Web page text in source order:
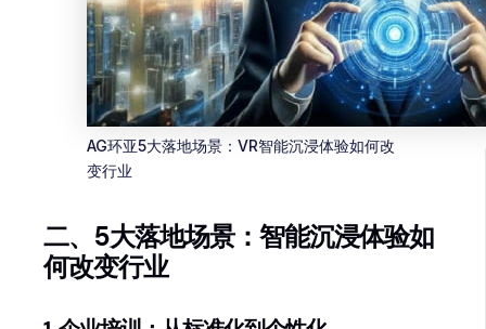
AG环亚5大落地场景：VR智能沉浸体验如何改
变行业
二、5大落地场景：智能沉浸体验如
何改变行业